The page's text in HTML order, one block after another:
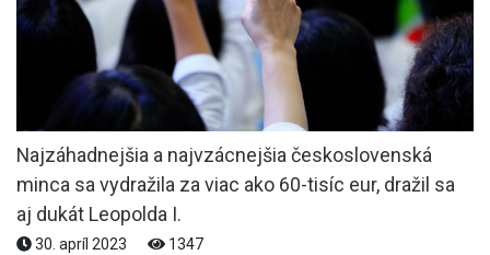
Najzáhadnejšia a najvzácnejšia československá
minca sa vydražila za viac ako 60-tisíc eur, dražil sa
aj dukát Leopolda I.
30. apríl 2023 1347